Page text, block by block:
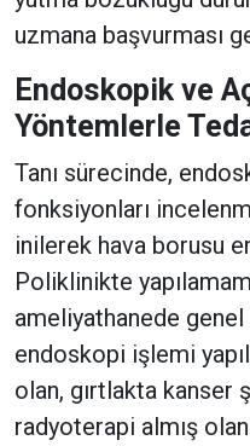
uzmana başvurması
Endoskopik ve
Yöntemlerle
Tanı sürecinde,
fonksiyonları
inilerek hava borusu
Poliklinikte
ameliyathanede
endoskopi işlemi
olan, gırtlakta kanser
radyoterapi almış